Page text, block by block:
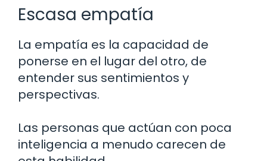
Escasa empatía
La empatía es la capacidad de
ponerse en el lugar del otro, de
entender sus sentimientos y
perspectivas.
Las personas que actúan con poca
inteligencia a menudo carecen de